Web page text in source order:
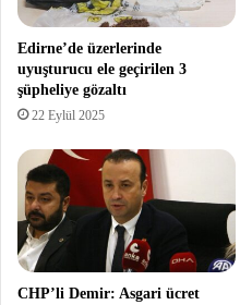
Edirne’de üzerlerinde
uyuşturucu ele geçirilen 3
şüpheliye gözaltı
22 Eylül 2025
CHP’li Demir: Asgari ücret